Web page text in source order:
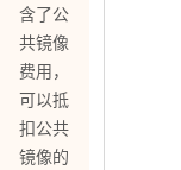
含了公
共镜像
费用，
可以抵
扣公共
镜像的